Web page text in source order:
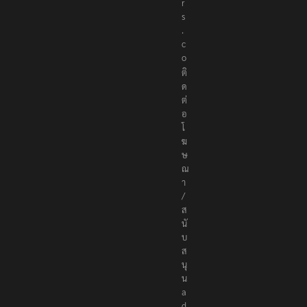
า
ธิ
ก
า
ร
ที่
e
d
i
t
o
r
@
t
h
e
r
e
p
o
r
t